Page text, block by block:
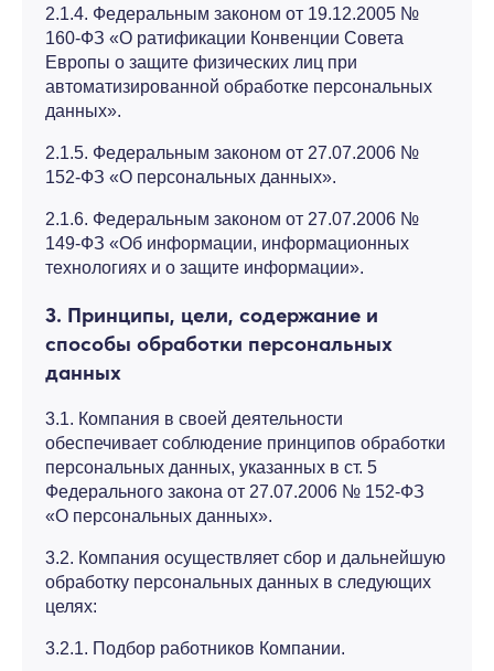
2.1.4. Федеральным законом от 19.12.2005 №
160-ФЗ «О ратификации Конвенции Совета
Европы о защите физических лиц при
автоматизированной обработке персональных
данных».
2.1.5. Федеральным законом от 27.07.2006 №
152-ФЗ «О персональных данных».
2.1.6. Федеральным законом от 27.07.2006 №
149-ФЗ «Об информации, информационных
технологиях и о защите информации».
3. Принципы, цели, содержание и
способы обработки персональных
данных
3.1. Компания в своей деятельности
обеспечивает соблюдение принципов обработки
персональных данных, указанных в ст. 5
Федерального закона от 27.07.2006 № 152-ФЗ
«О персональных данных».
3.2. Компания осуществляет сбор и дальнейшую
обработку персональных данных в следующих
целях:
3.2.1. Подбор работников Компании.